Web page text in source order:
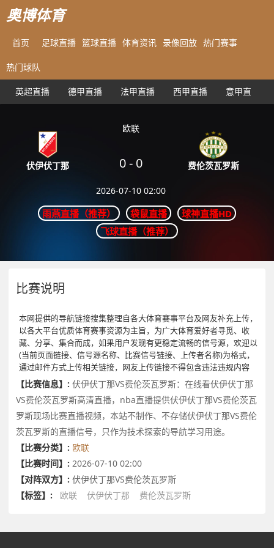
奥博体育
首页 足球直播 篮球直播 体育资讯 录像回放 热门赛事
热门球队
英超直播 德甲直播 法甲直播 西甲直播 意甲直播
伏伊伏丁那
欧联
0- 0
2026-07-10 02:00
费伦茨瓦罗斯
雨燕直播（推荐） 袋鼠直播
球神直播HD
飞球直播（推荐）
比赛说明
本网提供的导航链接搜集整理自各大体育赛事平台及网友补充上传，
以各大平台优质体育赛事资源为主旨，为广大体育爱好者寻觅、收
藏、分享、集合而成，如果用户发现有更稳定流畅的信号源，欢迎以
(当前页面链接、信号源名称、比赛信号链接、上传者名称)为格式，
通过邮件方式上传相关链接，网友上传链接不得包含违法违规内容
【比赛信息】: 伏伊伏丁那VS费伦茨瓦罗斯：在线看伏伊伏丁那
VS费伦茨瓦罗斯高清直播，nba直播提供伏伊伏丁那VS费伦茨瓦
罗斯现场比赛直播视频，本站不制作、不存储伏伊伏丁那VS费伦
茨瓦罗斯的直播信号，只作为技术探索的导航学习用途。
【比赛分类】: 欧联
【比赛时间】: 2026-07-10 02:00
【对阵双方】: 伏伊伏丁那VS费伦茨瓦罗斯
【标签】:
欧联 伏伊伏丁那 费伦茨瓦罗斯